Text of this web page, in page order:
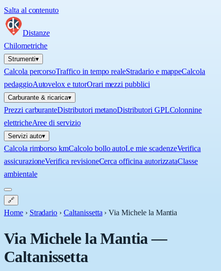
Salta al contenuto
Distanze
Chilometriche
Strumenti▾
Calcola percorsoTraffico in tempo realeStradario e mappeCalcola
pedaggioAutovelox e tutorOrari mezzi pubblici
Carburante & ricarica▾
Prezzi carburanteDistributori metanoDistributori GPLColonnine
elettricheAree di servizio
Servizi auto▾
Calcola rimborso kmCalcolo bollo autoLe mie scadenzeVerifica
assicurazioneVerifica revisioneCerca officina autorizzataClasse
ambientale
🔗
Home › Stradario › Caltanissetta ›Via Michele la Mantia
Via Michele la Mantia—
Caltanissetta